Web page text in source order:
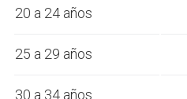
20 a 24 años
25 a 29 años
30 a 34 años